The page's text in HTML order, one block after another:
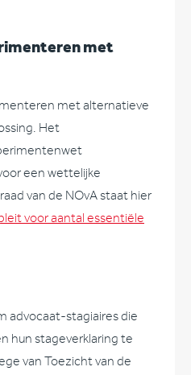
met
met alternatieve
Het
een wettelijke
van de NOvA staat hier
voor aantal essentiële
advocaat-stagiaires die
hun stageverklaring te
van Toezicht van de